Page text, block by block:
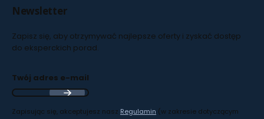
Newsletter
Zapisz się, aby otrzymywać najlepsze oferty i zyskać dostęp
do eksperckich porad.
Twój adres e-mail
Zapisując się, akceptujesz nasz Regulamin (w zakresie dotyczącym